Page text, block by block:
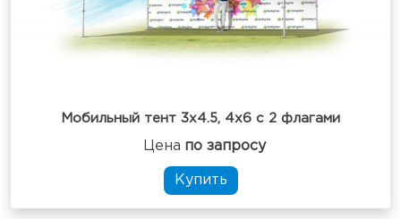
Мобильный тент 3х4.5, 4х6 с 2 флагами
Цена по запросу
Купить